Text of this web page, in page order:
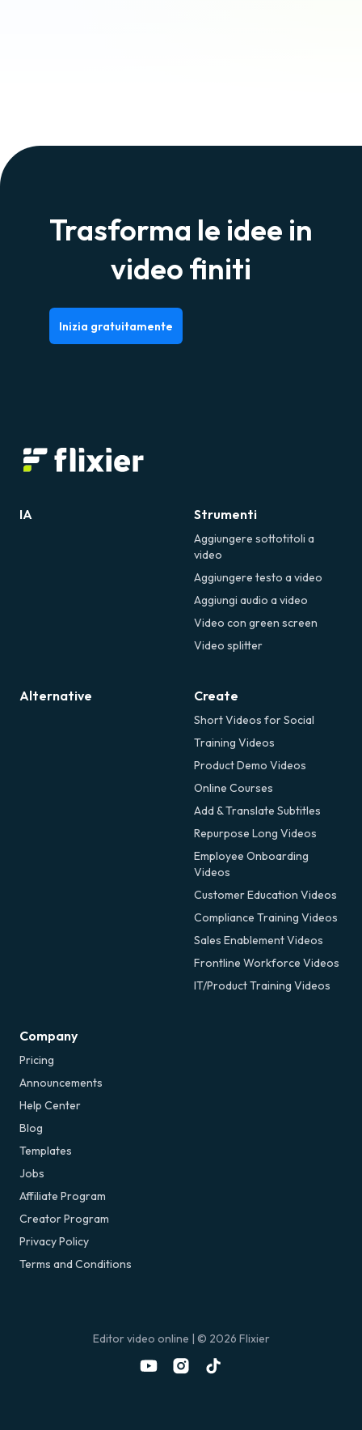
Trasforma le idee in
video finiti
Inizia gratuitamente
IA Strumenti
Aggiungere sottotitoli a
video
Aggiungere testo a video
Aggiungi audio a video
Video con green screen
Video splitter
Alternative Create
Short Videos for Social
Training Videos
Product Demo Videos
Online Courses
Add & Translate Subtitles
Repurpose Long Videos
Employee Onboarding
Videos
Customer Education Videos
Compliance Training Videos
Sales Enablement Videos
Frontline Workforce Videos
IT/Product Training Videos
Company
Pricing
Announcements
Help Center
Blog
Templates
Jobs
Affiliate Program
Creator Program
Privacy Policy
Terms and Conditions
Editor video online | © 2026 Flixier